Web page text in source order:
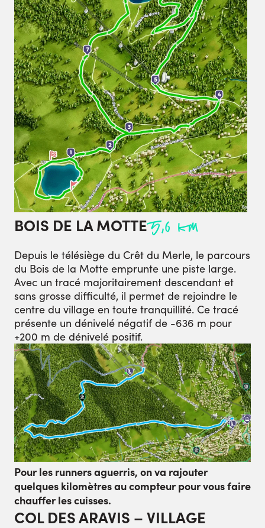
BOIS DE LA MOTTE 5,6 km
Depuis le télésiège du Crêt du Merle, le parcours
du Bois de la Motte emprunte une piste large.
Avec un tracé majoritairement descendant et
sans grosse difficulté, il permet de rejoindre le
centre du village en toute tranquillité. Ce tracé
présente un dénivelé négatif de -636 m pour
+200 m de dénivelé positif.
Pour les runners aguerris, on va rajouter
quelques kilomètres au compteur pour vous faire
chauffer les cuisses.
COL DES ARAVIS – VILLAGE